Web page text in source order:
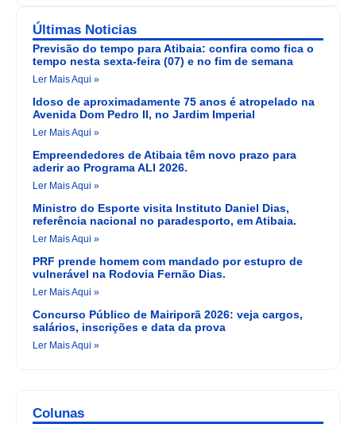
Últimas Noticias
Previsão do tempo para Atibaia: confira como fica o
tempo nesta sexta-feira (07) e no fim de semana
Ler Mais Aqui »
Idoso de aproximadamente 75 anos é atropelado na
Avenida Dom Pedro II, no Jardim Imperial
Ler Mais Aqui »
Empreendedores de Atibaia têm novo prazo para
aderir ao Programa ALI 2026.
Ler Mais Aqui »
Ministro do Esporte visita Instituto Daniel Dias,
referência nacional no paradesporto, em Atibaia.
Ler Mais Aqui »
PRF prende homem com mandado por estupro de
vulnerável na Rodovia Fernão Dias.
Ler Mais Aqui »
Concurso Público de Mairiporã 2026: veja cargos,
salários, inscrições e data da prova
Ler Mais Aqui »
Colunas